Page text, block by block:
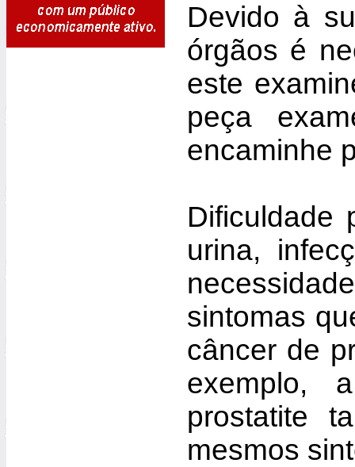
Devido à
órgãos é
este
peça
encaminhe
Dificuldade
urina,
sintomas
câncer de
exemplo,
prostatite
mesmos